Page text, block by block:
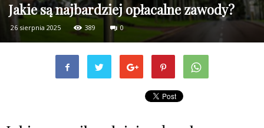
Jakie są najbardziej opłacalne zawody?
26 sierpnia 2025 389 0